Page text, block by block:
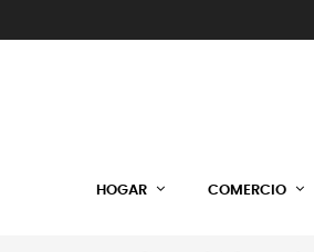
HOGAR COMERCIO